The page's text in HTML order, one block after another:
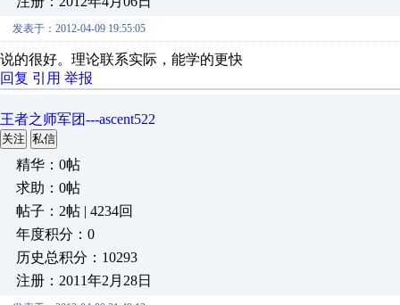
发表于：2012-04-09 19:55:05
说的很好。理论联系实际，能学的更快
回复 引用 举报
王者之师军团---ascent522
关注 私信
精华：0帖
求助：0帖
帖子：2帖 | 4234回
年度积分：0
历史总积分：10293
注册：2011年2月28日